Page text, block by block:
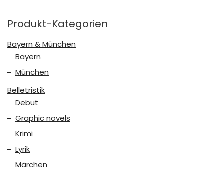
Produkt-Kategorien
Bayern & München
Bayern
München
Belletristik
Debüt
Graphic novels
Krimi
Lyrik
Märchen